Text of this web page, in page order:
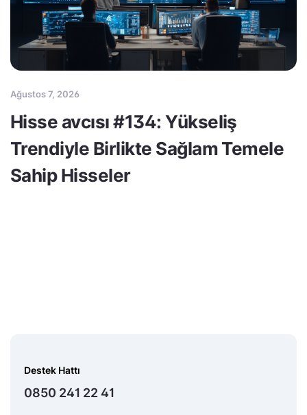
Ağustos 7, 2026
Hisse avcısı #134: Yükseliş
Trendiyle Birlikte Sağlam Temele
Sahip Hisseler
Destek Hattı
0850 241 22 41